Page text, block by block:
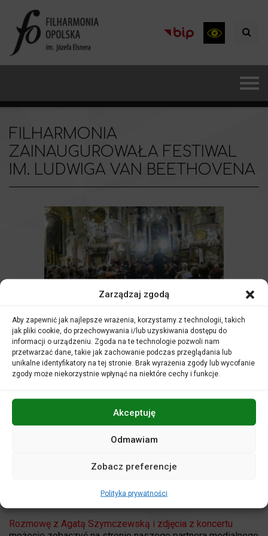
Zarządzaj zgodą
Aby zapewnić jak najlepsze wrażenia, korzystamy z technologii, takich
jak pliki cookie, do przechowywania i/lub uzyskiwania dostępu do
informacji o urządzeniu. Zgoda na te technologie pozwoli nam
przetwarzać dane, takie jak zachowanie podczas przeglądania lub
unikalne identyfikatory na tej stronie. Brak wyrażenia zgody lub wycofanie
zgody może niekorzystnie wpłynąć na niektóre cechy i funkcje.
Akceptuję
Odmawiam
Zobacz preferencje
Polityka prywatności
FILHARMONIA
ZAINAUGUROWAŁA FESTIWAL
IM. LUDWIGA VAN BEETHOVENA
Ianuguracja 26. Śląskiego Festiwalu im.
L.van Beethovena w Głogówku © [fot.
Małgorzata Ślusarczyk]
Tegorocznym otwarciem był koncert skrzypcowy patrona
festiwalu w wykonaniu Agaty Szymczewskiej, towarzyszyła
Przemysława Neumanna. Drugim dziełem, obok koncertu
skrzypcowego, była I symfonia g-moll Witolda
na opracowywanej aktualnie przez filharmoników płycie.
– Dzisiejszy koncert był niewątpliwie wyjątkowym
na fakt, że w kościele, w którym był wykonywany, ponad
Rozmowę z Agatą Szymczewską i zdjęcia z koncertu